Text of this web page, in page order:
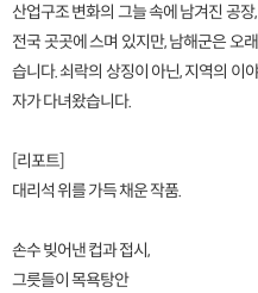
산업구조 변화의 그늘 속에 남겨진 공
전국 곳곳에 스며 있지만, 남해군은 오
습니다. 쇠락의 상징이 아닌, 지역의 이
자가 다녀왔습니다.
[리포트]
대리석 위를 가득 채운 작품.
손수 빚어낸 컵과 접시,
그릇들이 목욕탕안